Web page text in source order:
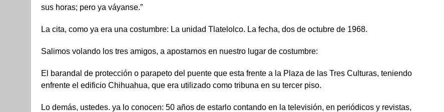
sus horas; pero ya váyanse.”
La cita, como ya era una costumbre: La unidad Tlatelolco. La fecha, dos de octubre de 1968.
Salimos volando los tres amigos, a apostarnos en nuestro lugar de costumbre:
El barandal de protección o parapeto del puente que esta frente a la Plaza de las Tres Culturas, teniendo
enfrente el edificio Chihuahua, que era utilizado como tribuna en su tercer piso.
Lo demás, ustedes. ya lo conocen: 50 años de estarlo contando en la televisión, en periódicos y revistas,